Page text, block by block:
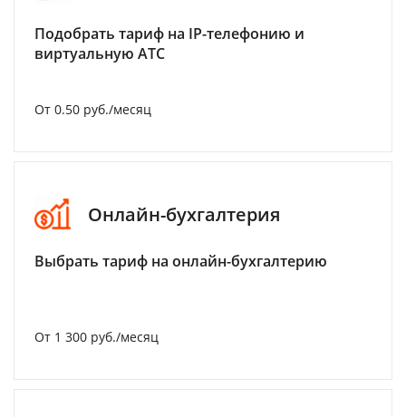
Подобрать тариф на IP-телефонию и
виртуальную АТС
От 0.50 руб./месяц
Онлайн-бухгалтерия
Выбрать тариф на онлайн-бухгалтерию
От 1 300 руб./месяц